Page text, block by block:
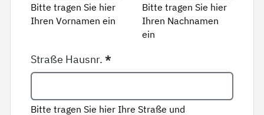
Bitte tragen Sie hier
Ihren Vornamen ein
Bitte tragen Sie hier
Ihren Nachnamen
ein
Straße Hausnr.*
Bitte tragen Sie hier Ihre Straße und